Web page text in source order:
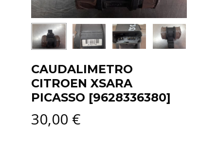
CAUDALIMETRO
CITROEN XSARA
PICASSO [9628336380]
30,00 €